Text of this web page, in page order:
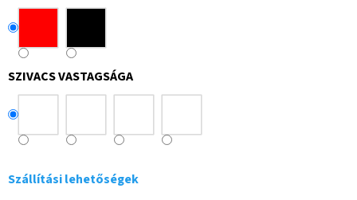
SZIVACS VASTAGSÁGA
Szállítási lehetőségek